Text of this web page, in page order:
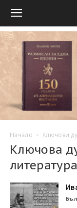
Начало Ключови
Ключова
литература